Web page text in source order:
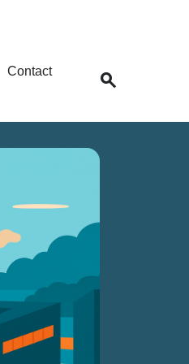
Contact search